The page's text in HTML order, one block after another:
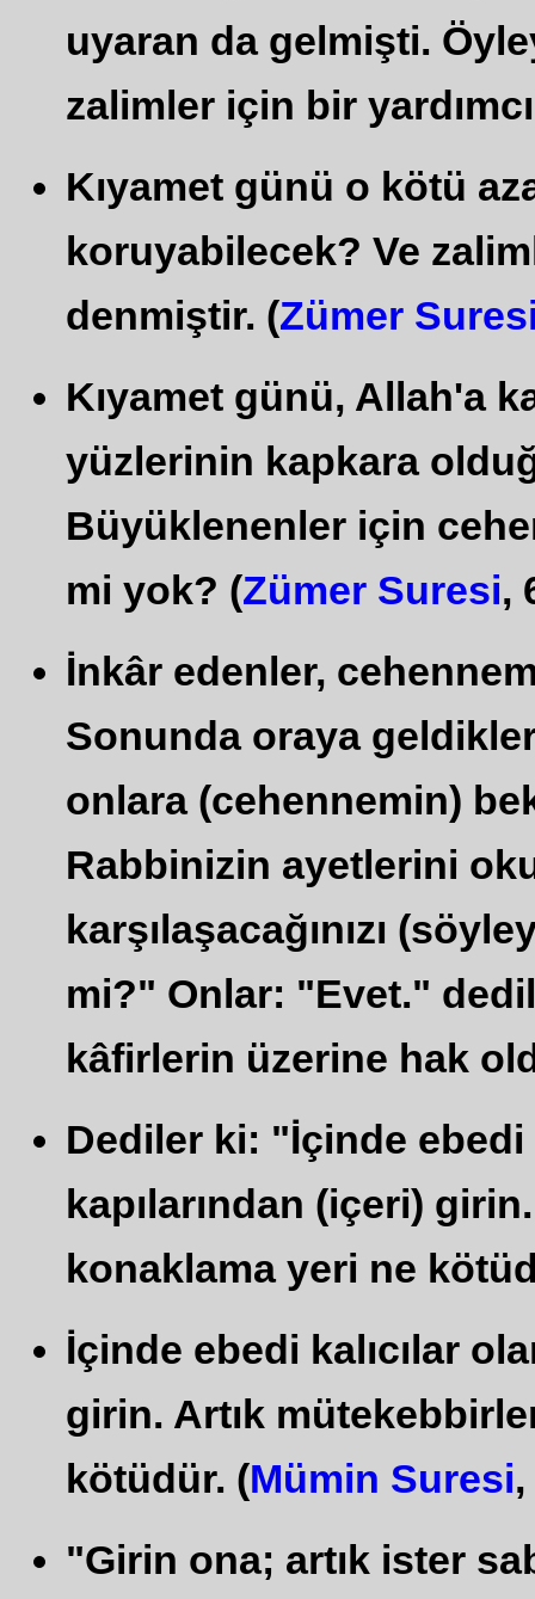
uyaran da gelmişti.
zalimler için bir
Kıyamet günü o kötü
koruyabilecek? Ve
denmiştir. (Zümer
Kıyamet günü, Allah'a
yüzlerinin kapkara
Büyüklenenler için
mi yok? (Zümer Suresi,
İnkâr edenler,
Sonunda oraya
onlara (cehennemin)
Rabbinizin ayetlerini
karşılaşacağınızı
mi?" Onlar: "Evet."
kâfirlerin üzerine hak
Dediler ki: "İçinde ebedi
kapılarından (içeri)
konaklama yeri ne
İçinde ebedi kalıcılar
girin. Artık
kötüdür. (Mümin Suresi
"Girin ona; artık ister